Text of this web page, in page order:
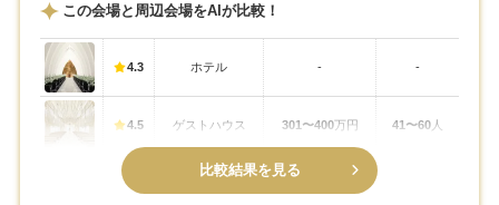
この会場と周辺会場をAIが比較！
4.3 ホテル - -
4.5 ゲストハウス 301〜400万円 41〜60 人
比較結果を見る